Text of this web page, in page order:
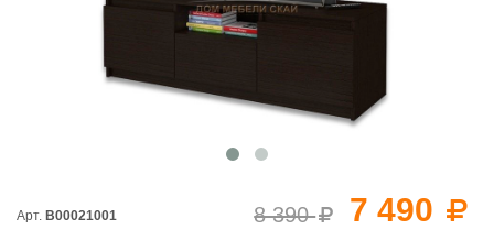
7 490
8 390
Арт. B00021001